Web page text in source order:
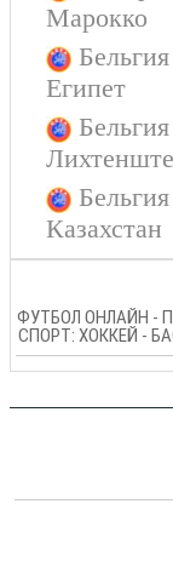
Марокко
Египет
Казахстан
ФУТБОЛ ОНЛАЙН -
СПОРТ: ХОККЕЙ -